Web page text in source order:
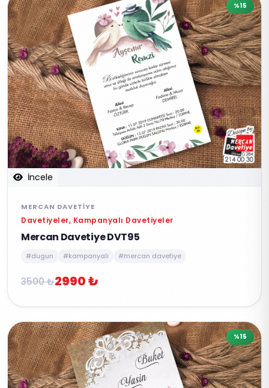
İncele
%15
MERCAN DAVETIYE
Davetiyeler, Kampanyalı Davetiyeler
Mercan Davetiye DVT95
#dugun #kampanyali #mercan davetiye
3500 ₺2990 ₺
%15